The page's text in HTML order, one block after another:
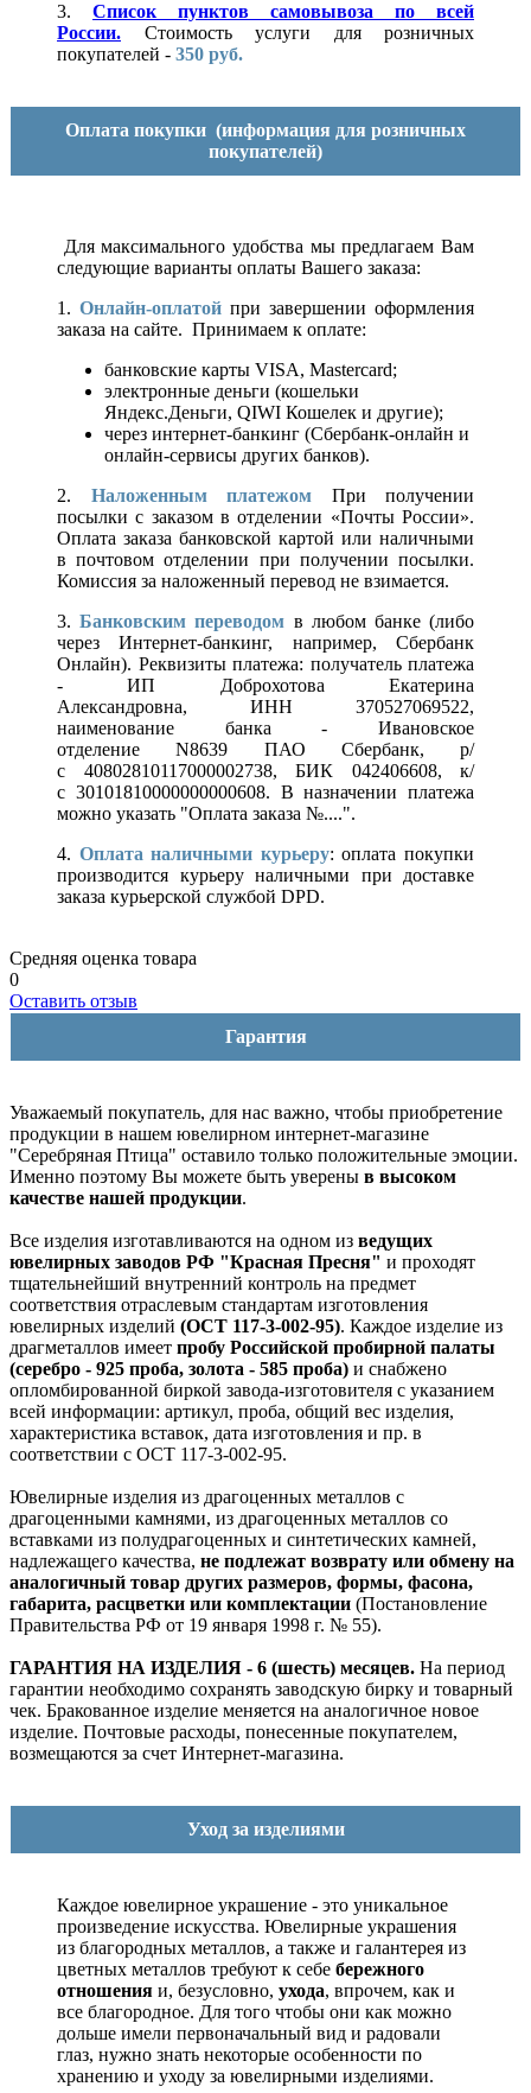
3. Список пунктов самовывоза по всей
России.
Стоимость услуги для розничных
покупателей - 350 руб.
Оплата покупки (информация для розничных
покупателей)
Для максимального удобства мы предлагаем Вам
следующие варианты оплаты Вашего заказа:
1. Онлайн-оплатой при завершении оформления
заказа на сайте. Принимаем к оплате:
банковские карты VISA, Mastercard;
электронные деньги (кошельки
Яндекс.Деньги, QIWI Кошелек и другие);
через интернет-банкинг (Сбербанк-онлайн и
онлайн-сервисы других банков).
2. Наложенным платежом При получении
посылки с заказом в отделении «Почты России».
Оплата заказа банковской картой или наличными
в почтовом отделении при получении посылки.
Комиссия за наложенный перевод не взимается.
3.Банковским переводом в любом банке (либо
через Интернет-банкинг, например, Сбербанк
Онлайн). Реквизиты платежа: получатель платежа
- ИП Доброхотова Екатерина
Александровна, ИНН 370527069522,
наименование банка - Ивановское
отделение N8639 ПАО Сбербанк, р/
с 40802810117000002738, БИК 042406608, к/
с 30101810000000000608. В назначении платежа
можно указать "Оплата заказа №....".
4. Оплата наличными курьеру: оплата покупки
производится курьеру наличными при доставке
заказа курьерской службой DPD.
Средняя оценка товара
0
Оставить отзыв
Гарантия
Уважаемый покупатель, для нас важно, чтобы приобретение
продукции в нашем ювелирном интернет-магазине
"Серебряная Птица" оставило только положительные эмоции.
Именно поэтому Вы можете быть уверены в высоком
качестве нашей продукции.
Все изделия изготавливаются на одном из ведущих
ювелирных заводов РФ "Красная Пресня" и проходят
тщательнейший внутренний контроль на предмет
соответствия отраслевым стандартам изготовления
ювелирных изделий (ОСТ 117-3-002-95). Каждое изделие из
драгметаллов имеет пробу Российской пробирной палаты
(серебро - 925 проба, золота - 585 проба) и снабжено
опломбированной биркой завода-изготовителя с указанием
всей информации: артикул, проба, общий вес изделия,
характеристика вставок, дата изготовления и пр. в
соответствии с ОСТ 117-3-002-95.
Ювелирные изделия из драгоценных металлов с
драгоценными камнями, из драгоценных металлов со
вставками из полудрагоценных и синтетических камней,
надлежащего качества, не подлежат возврату или обмену на
аналогичный товар других размеров, формы, фасона,
габарита, расцветки или комплектации (Постановление
Правительства РФ от 19 января 1998 г. № 55).
ГАРАНТИЯ НА ИЗДЕЛИЯ - 6 (шесть) месяцев. На период
гарантии необходимо сохранять заводскую бирку и товарный
чек. Бракованное изделие меняется на аналогичное новое
изделие. Почтовые расходы, понесенные покупателем,
возмещаются за счет Интернет-магазина.
Уход за изделиями
Каждое ювелирное украшение - это уникальное
произведение искусства. Ювелирные украшения
из благородных металлов, а также и галантерея из
цветных металлов требуют к себе бережного
отношения и, безусловно, ухода, впрочем, как и
все благородное. Для того чтобы они как можно
дольше имели первоначальный вид и радовали
глаз, нужно знать некоторые особенности по
хранению и уходу за ювелирными изделиями.